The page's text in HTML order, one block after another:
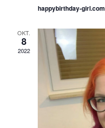
happybirthday-girl.com
OKT.
8
2022